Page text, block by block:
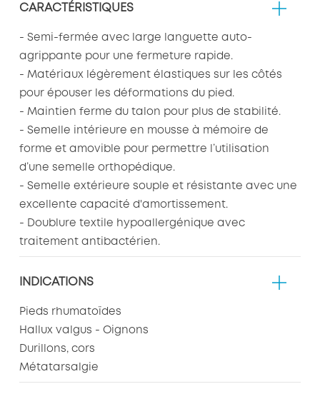
CARACTÉRISTIQUES
- Semi-fermée avec large languette auto-
agrippante pour une fermeture rapide.
- Matériaux légèrement élastiques sur les côtés
pour épouser les déformations du pied.
- Maintien ferme du talon pour plus de stabilité.
- Semelle intérieure en mousse à mémoire de
forme et amovible pour permettre l’utilisation
d’une semelle orthopédique.
- Semelle extérieure souple et résistante avec une
excellente capacité d'amortissement.
- Doublure textile hypoallergénique avec
traitement antibactérien.
INDICATIONS
Pieds rhumatoïdes
Hallux valgus - Oignons
Durillons, cors
Métatarsalgie